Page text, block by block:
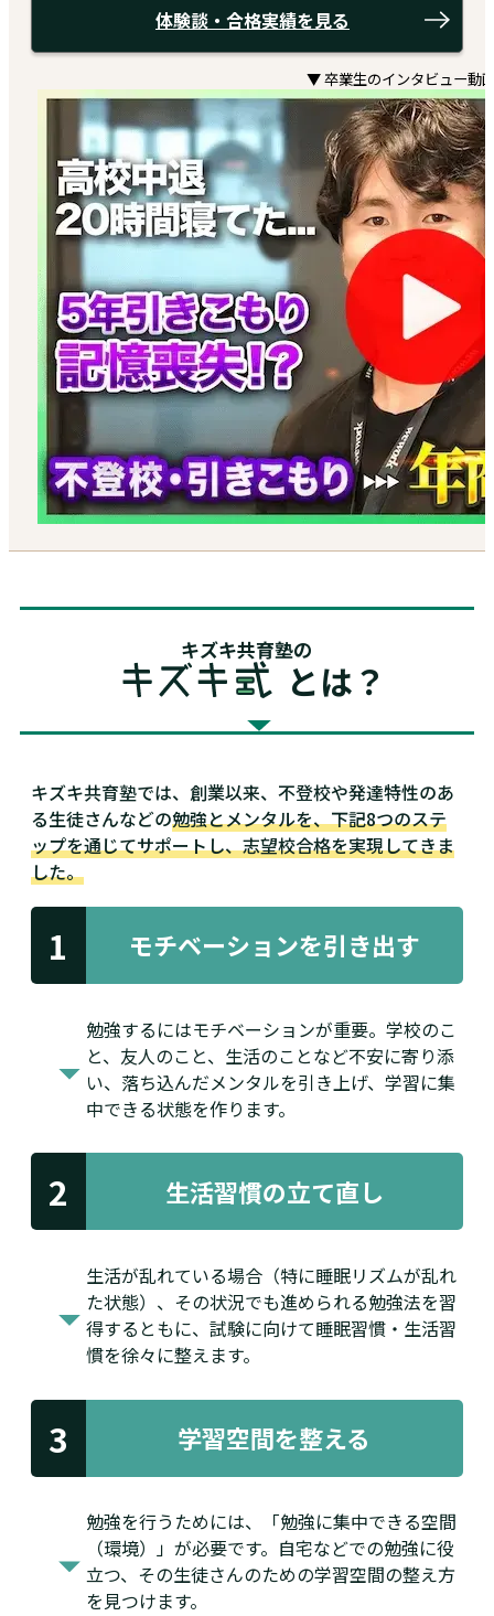
体験談・合格実績を見る
▼ 卒業生のインタビュー動
キズキ共育塾の
とは？
キズキ共育塾では、創業以来、不登校や発達特性のあ
る生徒さんなどの勉強とメンタルを、下記8つのステ
ップを通じてサポートし、志望校合格を実現してきま
した。
1 モチベーションを引き出す
勉強するにはモチベーションが重要。学校のこ
と、友人のこと、生活のことなど不安に寄り添
い、落ち込んだメンタルを引き上げ、学習に集
中できる状態を作ります。
2 生活習慣の立て直し
生活が乱れている場合（特に睡眠リズムが乱れ
た状態）、その状況でも進められる勉強法を習
得するともに、試験に向けて睡眠習慣・生活習
慣を徐々に整えます。
3 学習空間を整える
勉強を行うためには、「勉強に集中できる空間
（環境）」が必要です。自宅などでの勉強に役
立つ、その生徒さんのための学習空間の整え方
を見つけます。